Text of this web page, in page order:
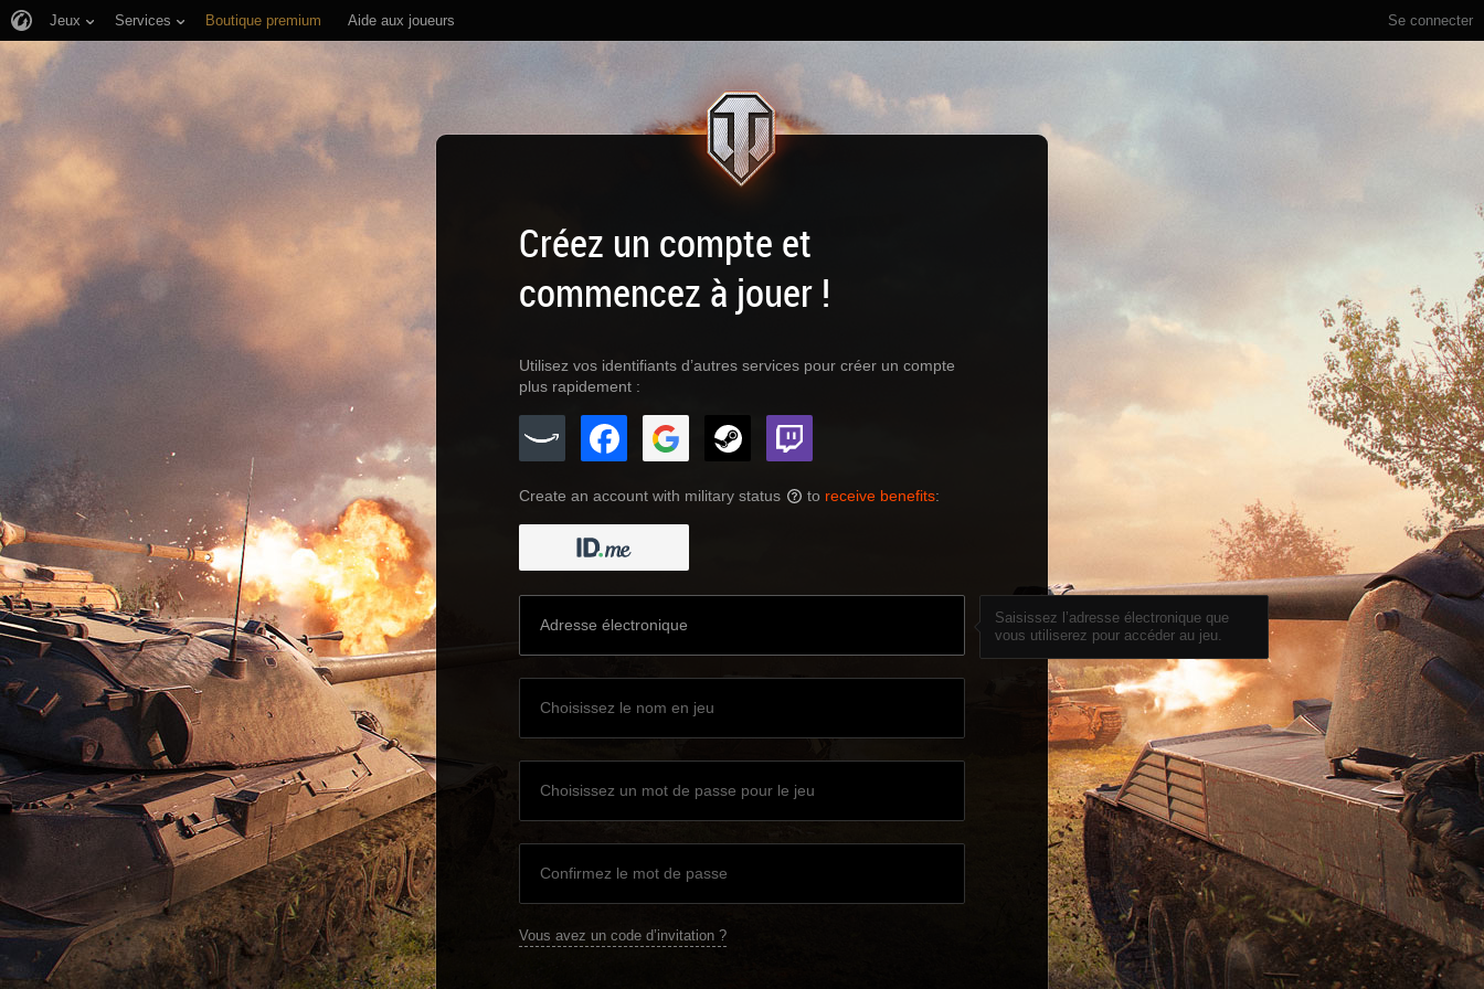
Se connecter
Jeux Services Boutique premium Aide aux joueurs
Créez un compte et
commencez à jouer !
Utilisez vos identifiants d’autres services pour créer un compte
plus rapidement :
Create an account with military status ? to receive benefits:
Saisissez l’adresse électronique que
vous utiliserez pour accéder au jeu.
Vous avez un code d’invitation ?